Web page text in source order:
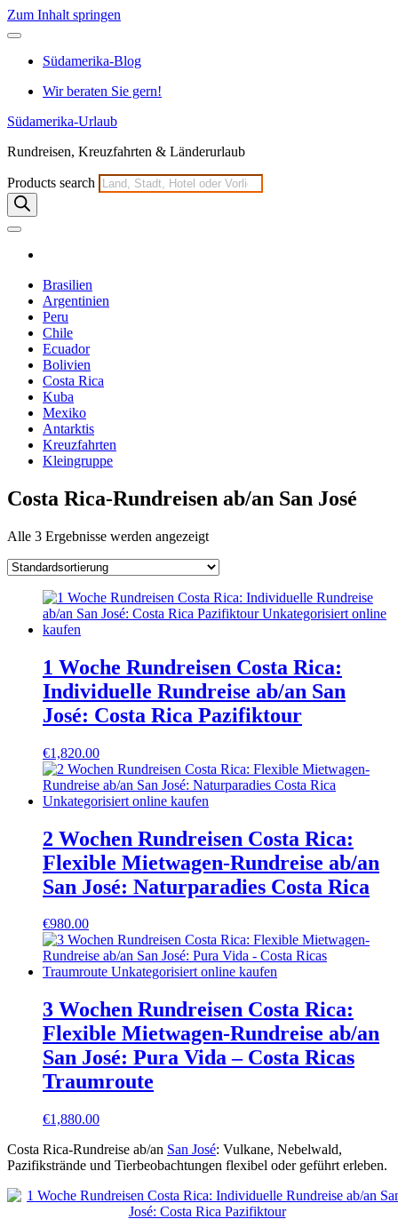
Zum Inhalt springen
Südamerika-Blog
Wir beraten Sie gern!
Südamerika-Urlaub
Rundreisen, Kreuzfahrten & Länderurlaub
Products search
Brasilien
Argentinien
Peru
Chile
Ecuador
Bolivien
Costa Rica
Kuba
Mexiko
Antarktis
Kreuzfahrten
Kleingruppe
Costa Rica-Rundreisen ab/an San José
Alle 3 Ergebnisse werden angezeigt
1 Woche Rundreisen Costa Rica:
Individuelle Rundreise ab/an San
José: Costa Rica Pazifiktour
€1,820.00
2 Wochen Rundreisen Costa Rica:
Flexible Mietwagen-Rundreise ab/an
San José: Naturparadies Costa Rica
€980.00
3 Wochen Rundreisen Costa Rica:
Flexible Mietwagen-Rundreise ab/an
San José: Pura Vida – Costa Ricas
Traumroute
€1,880.00
Costa Rica-Rundreise ab/an San José: Vulkane, Nebelwald,
Pazifikstrände und Tierbeobachtungen flexibel oder geführt erleben.